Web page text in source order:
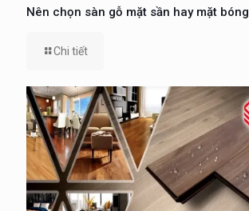
Nên chọn sàn gỗ mặt sần hay mặt bóng
Chi tiết